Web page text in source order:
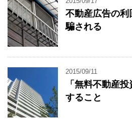
不動産広告の利
騙される
2015/09/11
「無料不動産
すること